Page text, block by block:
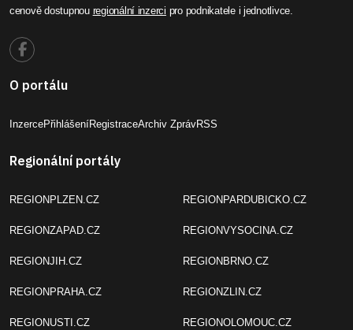
cenově dostupnou regionální inzerci pro podnikatele i jednotlivce.
O portálu
InzercePřihlášeníRegistraceArchiv ZprávRSS
Regionální portály
REGIONPLZEN.CZ
REGIONZAPAD.CZ
REGIONJIH.CZ
REGIONPRAHA.CZ
REGIONUSTI.CZ
REGIONPARDUBICKO.CZ
REGIONVYSOCINA.CZ
REGIONBRNO.CZ
REGIONZLIN.CZ
REGIONOLOMOUC.CZ